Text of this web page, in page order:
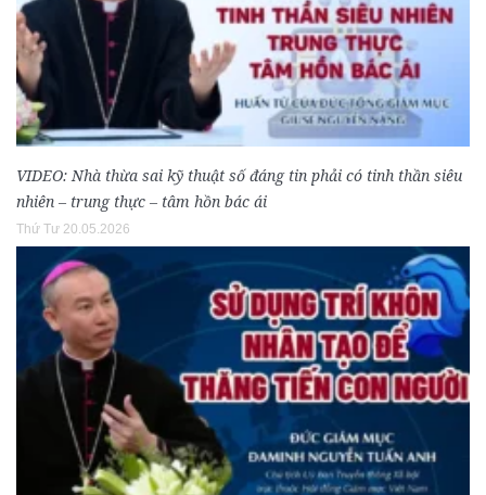
VIDEO: Nhà thừa sai kỹ thuật số đáng tin phải có tinh thần siêu
nhiên – trung thực – tâm hồn bác ái
Thứ Tư 20.05.2026